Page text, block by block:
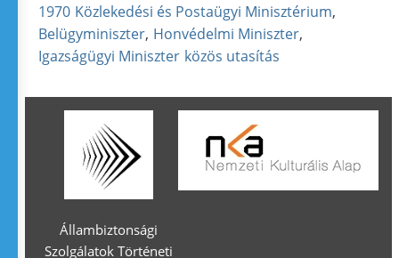
1970 Közlekedési és Postaügyi Minisztérium
Belügyminiszter Honvédelmi Miniszter
Igazságügyi Miniszter közös utasítás
Állambiztonsági
Szolgálatok Történeti